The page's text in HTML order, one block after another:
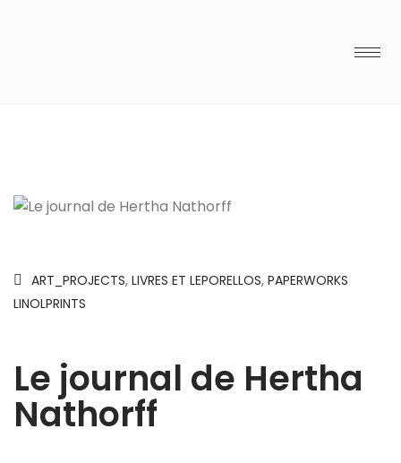
ART_PROJECTS, LIVRES ET LEPORELLOS, PAPERWORKS
LINOLPRINTS
Le journal de Hertha
Nathorff